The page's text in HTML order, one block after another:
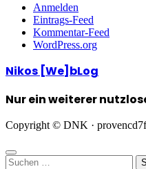
Anmelden
Eintrags-Feed
Kommentar-Feed
WordPress.org
Nikos [We]bLog
Nur ein weiterer
Copyright © DNK ·
Suchen